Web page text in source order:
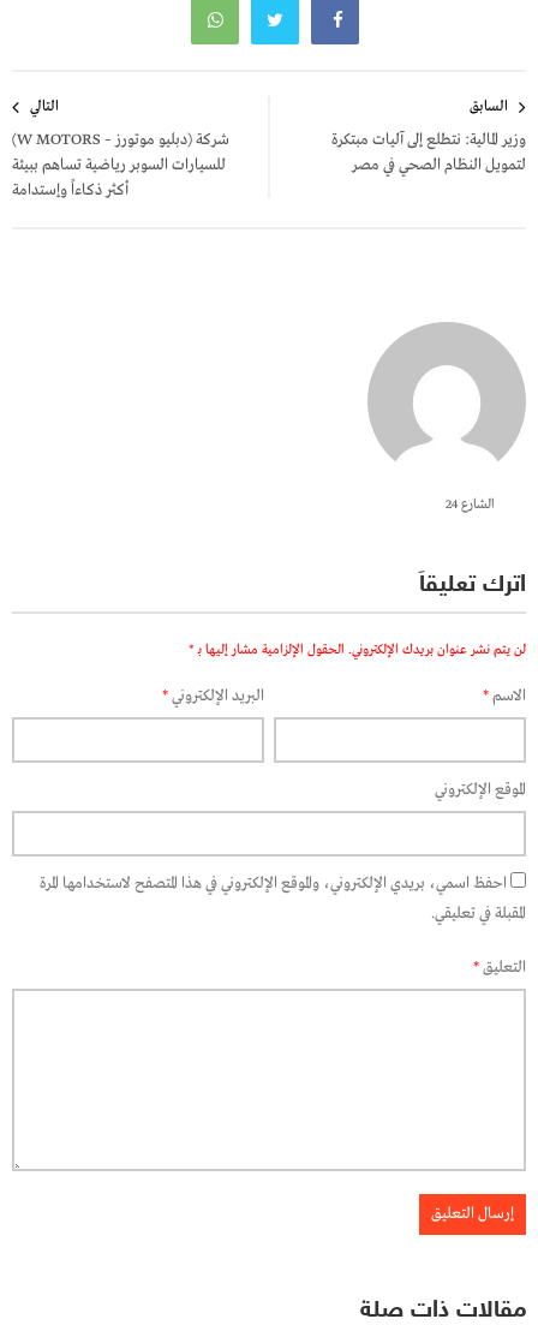
المقالات
السابق
وزير المالية: نتطلع إلى آليات مبتكرة
لتمويل النظام الصحي في مصر
التالي
شركة (دبليو موتورز – W MOTORS)
للسيارات السوبر رياضية تساهم ببيئة
أكثر ذكاءاً وإستدامة
الشارع 24
اترك تعليقاً
لن يتم نشر عنوان بريدك الإلكتروني. الحقول الإلزامية مشار إليها بـ *
الاسم* البريد الإلكتروني*
الموقع الإلكتروني
احفظ اسمي، بريدي الإلكتروني، والموقع الإلكتروني في هذا المتصفح لاستخدامها المرة
المقبلة في تعليقي.
التعليق*
مقالات ذات صلة